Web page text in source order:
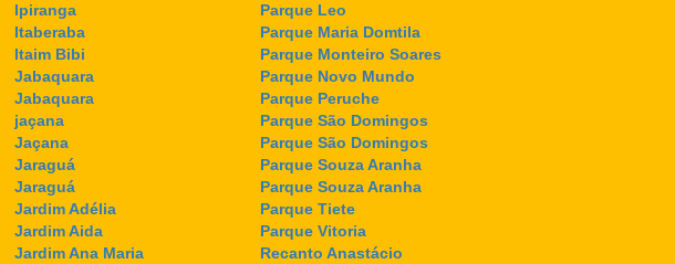
Ipiranga
Itaberaba
Itaim Bibi
Jabaquara
Jabaquara
jaçana
Jaçana
Jaraguá
Jaraguá
Jardim Adélia
Jardim Aida
Jardim Ana Maria
Parque Leo
Parque Maria Domtila
Parque Monteiro Soares
Parque Novo Mundo
Parque Peruche
Parque São Domingos
Parque São Domingos
Parque Souza Aranha
Parque Souza Aranha
Parque Tiete
Parque Vitoria
Recanto Anastácio